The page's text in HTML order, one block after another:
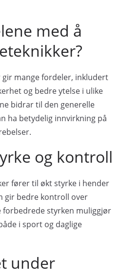
med å
mange fordeler, inkludert
og bedre ytelse i ulike
bidrar til den generelle
ha betydelig innvirkning på
og kontroll
fører til økt styrke i hender
gir bedre kontroll over
forbedrede styrken muliggjør
i sport og daglige
under